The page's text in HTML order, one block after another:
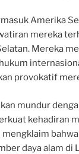
Amerika
mereka
Mereka
provokatif
mundur
kehadiran
daya alam di